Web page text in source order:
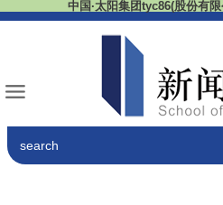
中国·太阳集团tyc86(股份有